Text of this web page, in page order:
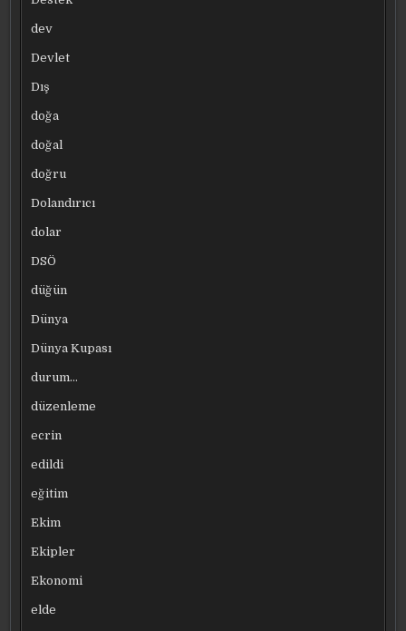
dev
Devlet
Dış
doğa
doğal
doğru
Dolandırıcı
dolar
DSÖ
düğün
Dünya
Dünya Kupası
durum…
düzenleme
ecrin
edildi
eğitim
Ekim
Ekipler
Ekonomi
elde